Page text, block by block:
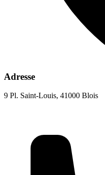
Adresse
9 Pl. Saint-Louis, 41000 Blois